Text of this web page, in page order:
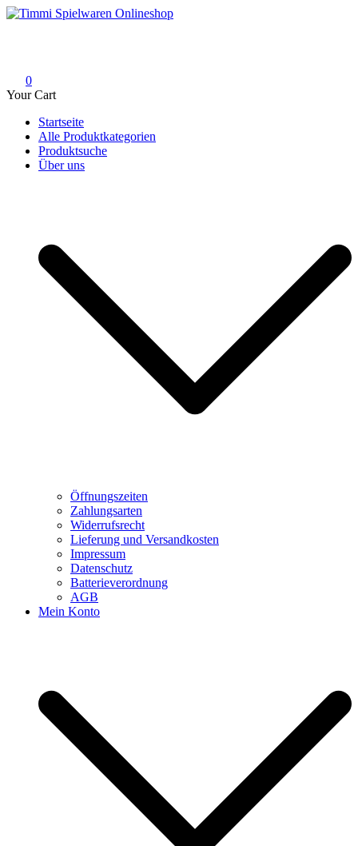
Skip
0
Your Cart
Startseite
Alle Produktkategorien
Produktsuche
Über uns
Öffnungszeiten
Zahlungsarten
Widerrufsrecht
Lieferung und Versandkosten
Impressum
Datenschutz
Batterieverordnung
AGB
Mein Konto